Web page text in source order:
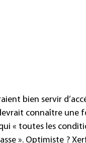
bien servir
connaître une
« toutes les
». Optimiste ?